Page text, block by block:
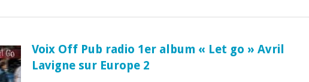
Petrole
« Nouveau
shampoing
Fresh,
cheveux
Voix Off Pub radio 1er album « Let go » Avril
Lavigne sur Europe 2